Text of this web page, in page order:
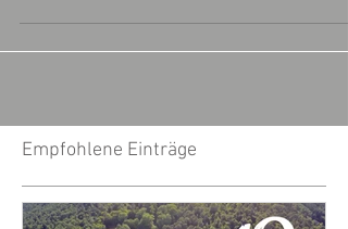
angekommen schien schon kräftig die Sonne.
Trotzdem...
Empfohlene Einträge